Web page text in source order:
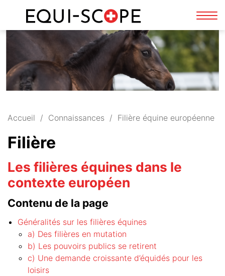
DE
Accueil Connaissances Filière équine européenne
Filière
Les filières équines dans le
contexte européen
Contenu de la page
Généralités sur les filières équines
a) Des filières en mutation
b) Les pouvoirs publics se retirent
c) Une demande croissante d’équidés pour les
loisirs